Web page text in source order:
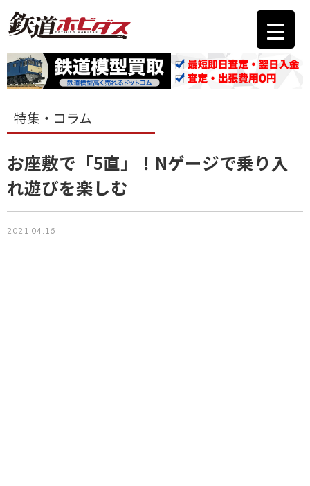
特集・コラム
お座敷で「5直」！Nゲージで乗り入
れ遊びを楽しむ
2021.04.16